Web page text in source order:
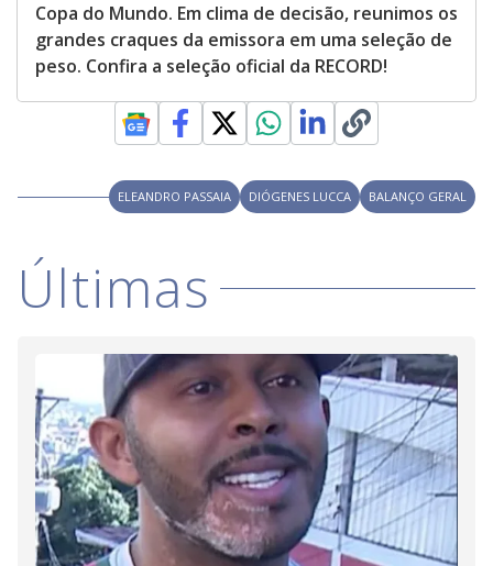
Copa do Mundo. Em clima de decisão, reunimos os
grandes craques da emissora em uma seleção de
peso. Confira a seleção oficial da RECORD!
ELEANDRO PASSAIA DIÓGENES LUCCA BALANÇO GERAL
Últimas